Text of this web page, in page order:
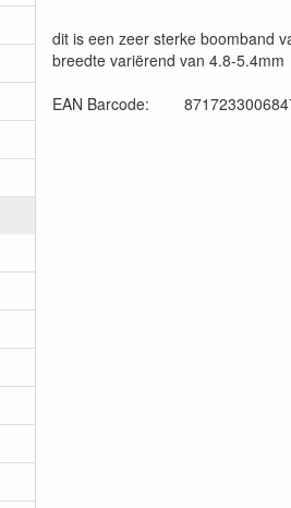
dit is een zeer sterke boomband
breedte variërend van 4.8-5.4mm
EAN Barcode: